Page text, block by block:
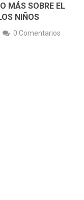
MÁS SOBRE EL
NIÑOS
0 Comentarios